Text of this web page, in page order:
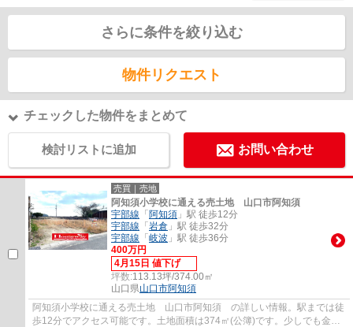
さらに条件を絞り込む
物件リクエスト
チェックした物件をまとめて
検討リストに追加 お問い合わせ
売買｜売地
阿知須小学校に通える売土地 山口市阿知須
宇部線 「 阿知須 」駅 徒歩12分
宇部線 「 岩倉 」駅 徒歩32分
宇部線 「 岐波 」駅 徒歩36分
400万円
4月15日 値下げ
坪数:113.13坪/374.00㎡
山口県山口市阿知須
阿知須小学校に通える売土地 山口市阿知須 の詳しい情報。駅までは徒
歩12分でアクセス可能です。土地面積は374㎡(公簿)です。少しでも金銭